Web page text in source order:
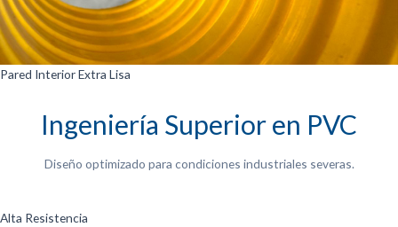
Pared Interior Extra Lisa
Ingeniería Superior en PVC
Diseño optimizado para condiciones industriales severas.
Alta Resistencia